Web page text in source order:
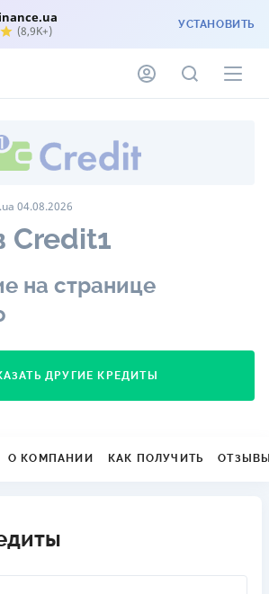
(8,9K+) УСТАНОВИТЬ
04.08.2026
Credit1
на странице
ДРУГИЕ КРЕДИТЫ
О КОМПАНИИ КАК ПОЛУЧИТЬ